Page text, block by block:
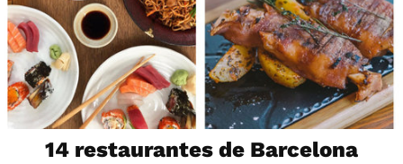
14 restaurantes de Barcelona